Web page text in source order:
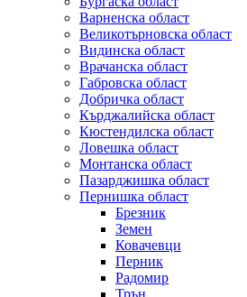
Варненска област
Великотърновска област
Видинска област
Врачанска област
Габровска област
Добричка област
Кърджалийска област
Кюстендилска област
Ловешка област
Монтанска област
Пазарджишка област
Пернишка област
Брезник
Земен
Ковачевци
Перник
Радомир
Трън